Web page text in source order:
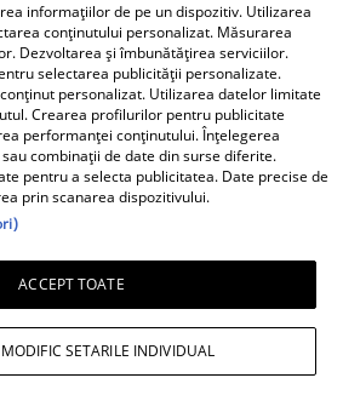
de fapt, Alexandre
Esca a transformat
din România
informațiilor de pe un dispozitiv. Utilizarea
conținutului personalizat. Măsurarea
Dezvoltarea și îmbunătățirea serviciilor.
selectarea publicității personalizate.
personalizat. Utilizarea datelor limitate
Crearea profilurilor pentru publicitate
performanței conținutului. Înțelegerea
combinații de date din surse diferite.
pentru a selecta publicitatea. Date precise de
prin scanarea dispozitivului.
ACCEPT TOATE
SETARILE INDIVIDUAL